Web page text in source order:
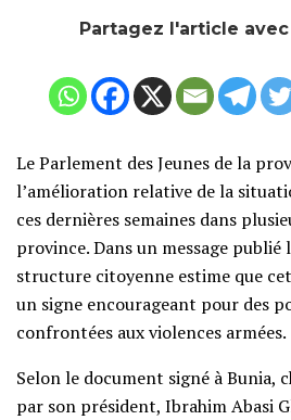
Partagez l'article
Le Parlement des Jeunes de la
l’amélioration relative de la
ces dernières semaines dans
province. Dans un message
structure citoyenne estime que
un signe encourageant pour des
confrontées aux violences armées.
Selon le document signé à Bunia,
par son président, Ibrahim Abasi